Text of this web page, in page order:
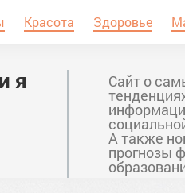
Красота Здоровье
я Сайт о
А также
прогнозы